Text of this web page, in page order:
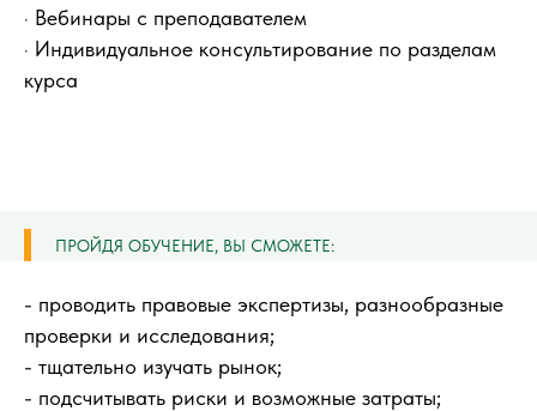
· Вебинары с преподавателем
· Индивидуальное консультирование по разделам
курса
ПРОЙДЯ ОБУЧЕНИЕ, ВЫ СМОЖЕТЕ:
- проводить правовые экспертизы, разнообразные
проверки и исследования;
- тщательно изучать рынок;
- подсчитывать риски и возможные затраты;